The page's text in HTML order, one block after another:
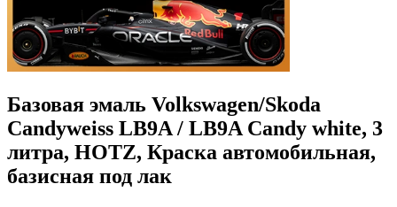
Базовая эмаль Volkswagen/Skoda
Candyweiss LB9A / LB9A Candy white, 3
литра, HOTZ, Краска автомобильная,
базисная под лак